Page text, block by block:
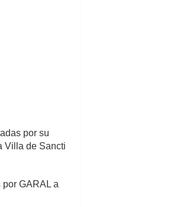
por su
Villa de Sancti
GARAL a